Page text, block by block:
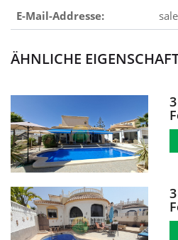
E-Mail-Addresse:
ÄHNLICHE